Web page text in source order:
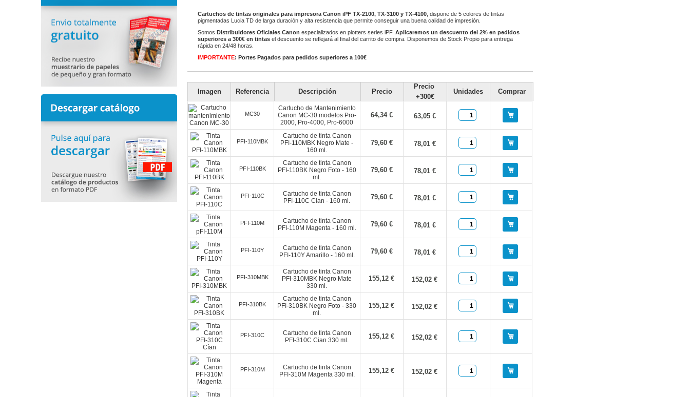
Cartuchos de tintas originales para impresora Canon iPF TX-2100, TX-3100 y TX-4100 , dispone de 5 colores de tintas
pigmentadas Lucia TD de larga duración y alta resistencia que permite conseguir una buena calidad de impresión.
SomosDistribuidores Oficiales Canon especializados en plotters series iPF.Aplicaremos un descuento del 2% en pedidos
superiores a 300€ en tintas el descuento se reflejará al final del carrito de compra. Disponemos de Stock Propio para entrega
rápida en 24/48 horas.
IMPORTANTE: Portes Pagados para pedidos superiores a 100€
Imagen Referencia Descripción Precio
Precio
+300€
Unidades Comprar
MC30
Cartucho de Mantenimiento
Canon MC-30 modelos Pro-
2000, Pro-4000, Pro-6000
64,34 € 63,05 €
PFI-110MBK
Cartucho de tinta Canon
PFI-110MBK Negro Mate -
160 ml.
79,60 € 78,01 €
PFI-110BK
Cartucho de tinta Canon
PFI-110BK Negro Foto - 160
ml.
79,60 € 78,01 €
PFI-110C
Cartucho de tinta Canon
PFI-110C Cian - 160 ml.
79,60 € 78,01 €
PFI-110M
Cartucho de tinta Canon
PFI-110M Magenta - 160 ml.
79,60 € 78,01 €
PFI-110Y
Cartucho de tinta Canon
PFI-110Y Amarillo - 160 ml.
79,60 € 78,01 €
PFI-310MBK
Cartucho de tinta Canon
PFI-310MBK Negro Mate
330 ml.
155,12 € 152,02 €
PFI-310BK
Cartucho de tinta Canon
PFI-310BK Negro Foto - 330
ml.
155,12 € 152,02 €
PFI-310C
Cartucho de tinta Canon
PFI-310C Cian 330 ml.
155,12 € 152,02 €
PFI-310M
Cartucho de tinta Canon
PFI-310M Magenta 330 ml.
155,12 € 152,02 €